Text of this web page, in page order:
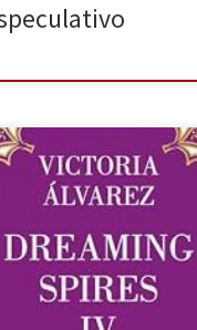
las sombras de Victoria
Dreaming Spires, publicada
década Lionnel, Alexander,
han ido atrapando,
finales de 2024, la autora